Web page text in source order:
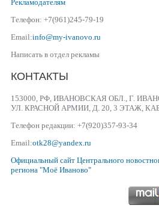
Рекламодателям
Телефон: +7(961)245-79-19
Email:info@my-ivanovo.ru
Написать в отдел рекламы
КОНТАКТЫ
153000, РФ, ИВАНОВСКАЯ ОБЛ., Г.
УЛ. КРАСНОЙ АРМИИ, Д. 20, 3 ЭТАЖ,
Телефон редакции: +7(920)357-93-34
Email:otk28@yandex.ru
Официальный сайт Центрального
региона "Моё Иваново"